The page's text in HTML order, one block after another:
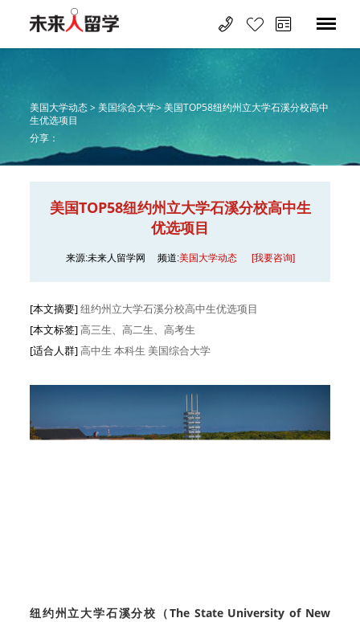
美国大学动态 >美国综合大学>美国TOP58纽约州立大学石溪分校高中
生优选项目
分享：
美国TOP58纽约州立大学石溪分校高中生
优选项目
来源:未来人留学网 频道:美国大学动态 [我要咨询]
[本文摘要]纽约州立大学石溪分校高中生优选项目
[本文标签]高三生、高二生、高考生
[适合人群]高中生 本科生 美国综合大学
纽约州立大学石溪分校（The State University of New